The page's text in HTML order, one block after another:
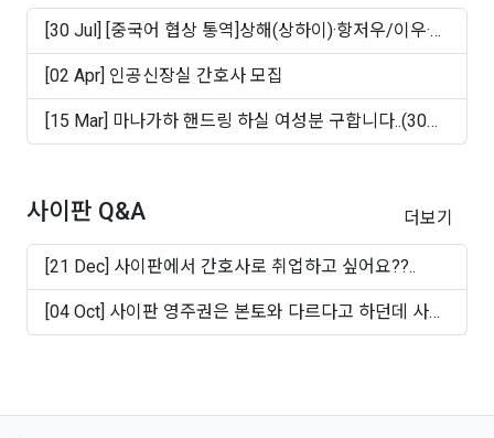
[30 Jul] [중국어 협상 통역]상해(상하이)·항저우/이우·
쑤..
[02 Apr] 인공신장실 간호사 모집
[15 Mar] 마나가하 핸드링 하실 여성분 구합니다..(30대
~50십..
사이판 Q&A 더보기
[21 Dec] 사이판에서 간호사로 취업하고 싶어요??..
[04 Oct] 사이판 영주권은 본토와 다르다고 하던데 사실
인가..